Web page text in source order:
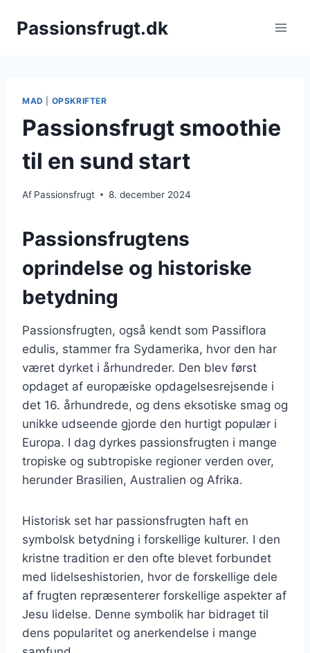
Passionsfrugt.dk
MAD OPSKRIFTER
Passionsfrugt smoothie
til en sund start
Af Passionsfrugt 8. december 2024
Passionsfrugtens
oprindelse og historiske
betydning
Passionsfrugten, også kendt som Passiflora
edulis, stammer fra Sydamerika, hvor den har
været dyrket i århundreder. Den blev først
opdaget af europæiske opdagelsesrejsende i
det 16. århundrede, og dens eksotiske smag og
unikke udseende gjorde den hurtigt populær i
Europa. I dag dyrkes passionsfrugten i mange
tropiske og subtropiske regioner verden over,
herunder Brasilien, Australien og Afrika.
Historisk set har passionsfrugten haft en
symbolsk betydning i forskellige kulturer. I den
kristne tradition er den ofte blevet forbundet
med lidelseshistorien, hvor de forskellige dele
af frugten repræsenterer forskellige aspekter af
Jesu lidelse. Denne symbolik har bidraget til
dens popularitet og anerkendelse i mange